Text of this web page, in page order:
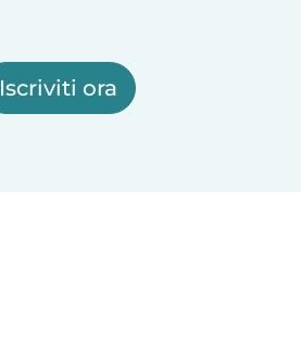
Iscriviti ora